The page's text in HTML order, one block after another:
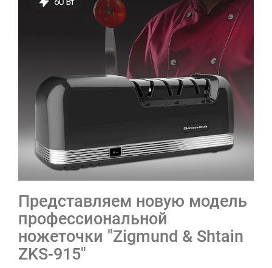
Представляем новую модель
профессиональной
ножеточки "Zigmund & Shtain
ZKS-915"